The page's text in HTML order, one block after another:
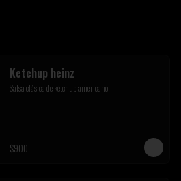
Ketchup heinz
Salsa clásica de kétchup americano
$900